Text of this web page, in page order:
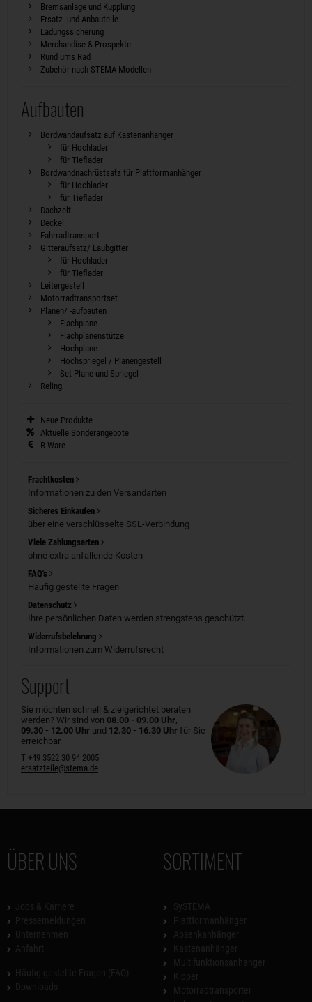
Bremsanlage und Kupplung
Ersatz- und Anbauteile
Ladungssicherung
Merchandise & Prospekte
Rund ums Rad
Zubehör nach STEMA-Modellen
Aufbauten
Bordwandaufsatz auf Kastenanhänger
für Hochlader
für Tieflader
Bordwandnachrüstsatz für Plattformanhänger
für Hochlader
für Tieflader
Dachzelt
Deckel
Fahrradtransport
Gitteraufsatz/ Laubgitter
für Hochlader
für Tieflader
Leitergestell
Motorradtransportset
Planen/ -aufbauten
Flachplane
Flachplanenstütze
Hochplane
Hochspriegel / Planengestell
Set Plane und Spriegel
Reling
Neue Produkte
Aktuelle Sonderangebote
B-Ware
Frachtkosten
Informationen zu den Versandarten
Sicheres Einkaufen
über eine verschlüsselte SSL-Verbindung
Viele Zahlungsarten
ohne extra anfallende Kosten
FAQ's
Häufig gestellte Fragen
Datenschutz
Ihre persönlichen Daten werden strengstens geschützt.
Widerrufsbelehrung
Informationen zum Widerrufsrecht
Support
Sie möchten schnell & zielgerichtet beraten
werden? Wir sind von 08.00 - 09.00 Uhr,
09.30 - 12.00 Uhr und 12.30 - 16.30 Uhr für Sie
erreichbar.
T +49 3522 30 94 2005
ersatzteile@stema.de
ÜBER UNS SORTIMENT